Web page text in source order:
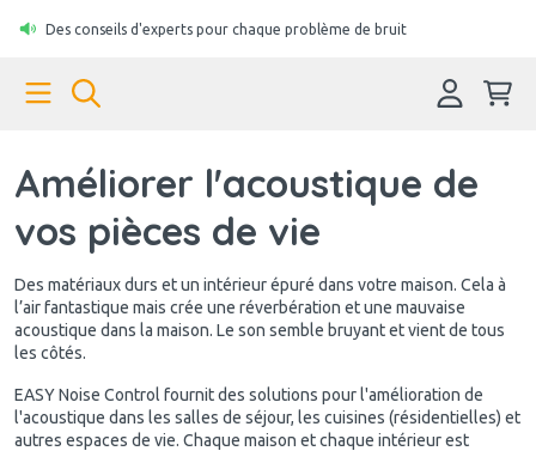
Des conseils d'experts pour chaque problème de bruit
Améliorer l'acoustique de
vos pièces de vie
Des matériaux durs et un intérieur épuré dans votre maison. Cela à
l’air fantastique mais crée une réverbération et une mauvaise
acoustique dans la maison. Le son semble bruyant et vient de tous
les côtés.
EASY Noise Control fournit des solutions pour l'amélioration de
l'acoustique dans les salles de séjour, les cuisines (résidentielles) et
autres espaces de vie. Chaque maison et chaque intérieur est